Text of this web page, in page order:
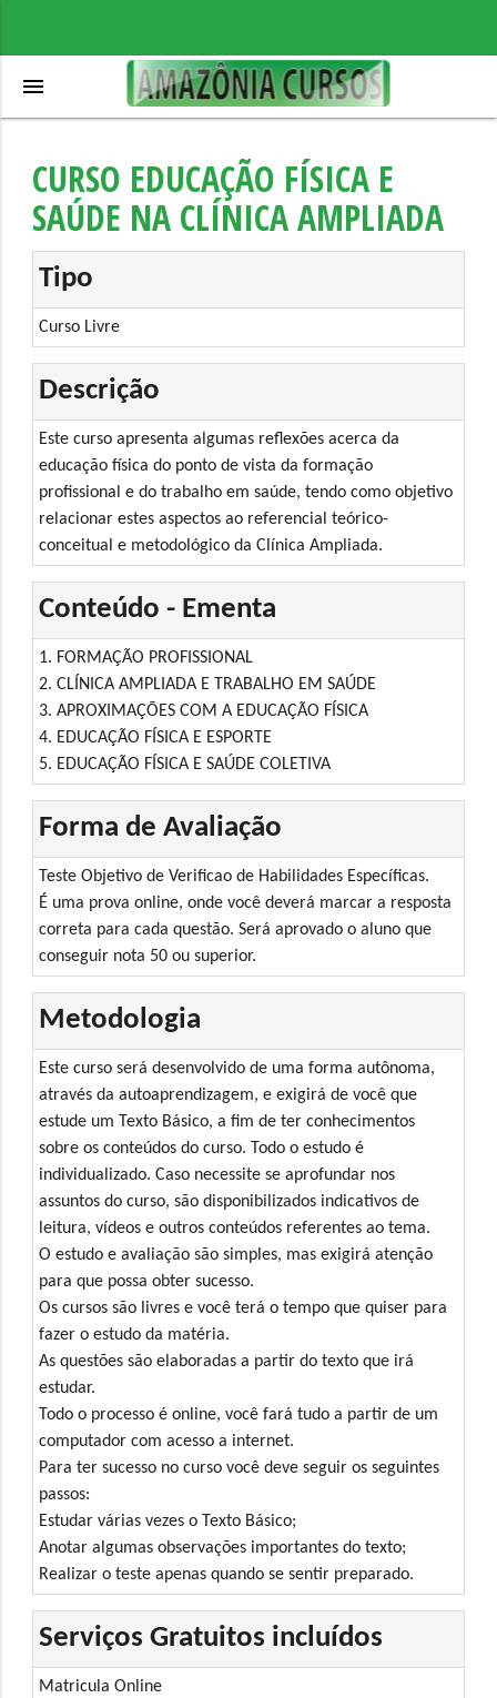
menu
CURSO EDUCAÇÃO FÍSICA E
SAÚDE NA CLÍNICA AMPLIADA
Tipo
Curso Livre
Descrição
Este curso apresenta algumas reflexões acerca da
educação física do ponto de vista da formação
profissional e do trabalho em saúde, tendo como objetivo
relacionar estes aspectos ao referencial teórico-
conceitual e metodológico da Clínica Ampliada.
Conteúdo - Ementa
1. FORMAÇÃO PROFISSIONAL
2. CLÍNICA AMPLIADA E TRABALHO EM SAÚDE
3. APROXIMAÇÕES COM A EDUCAÇÃO FÍSICA
4. EDUCAÇÃO FÍSICA E ESPORTE
5. EDUCAÇÃO FÍSICA E SAÚDE COLETIVA
Forma de Avaliação
Teste Objetivo de Verificao de Habilidades Específicas.
É uma prova online, onde você deverá marcar a resposta
correta para cada questão. Será aprovado o aluno que
conseguir nota 50 ou superior.
Metodologia
Este curso será desenvolvido de uma forma autônoma,
através da autoaprendizagem, e exigirá de você que
estude um Texto Básico, a fim de ter conhecimentos
sobre os conteúdos do curso. Todo o estudo é
individualizado. Caso necessite se aprofundar nos
assuntos do curso, são disponibilizados indicativos de
leitura, vídeos e outros conteúdos referentes ao tema.
O estudo e avaliação são simples, mas exigirá atenção
para que possa obter sucesso.
Os cursos são livres e você terá o tempo que quiser para
fazer o estudo da matéria.
As questões são elaboradas a partir do texto que irá
estudar.
Todo o processo é online, você fará tudo a partir de um
computador com acesso a internet.
Para ter sucesso no curso você deve seguir os seguintes
passos:
Estudar várias vezes o Texto Básico;
Anotar algumas observações importantes do texto;
Realizar o teste apenas quando se sentir preparado.
Serviços Gratuitos incluídos
Matricula Online